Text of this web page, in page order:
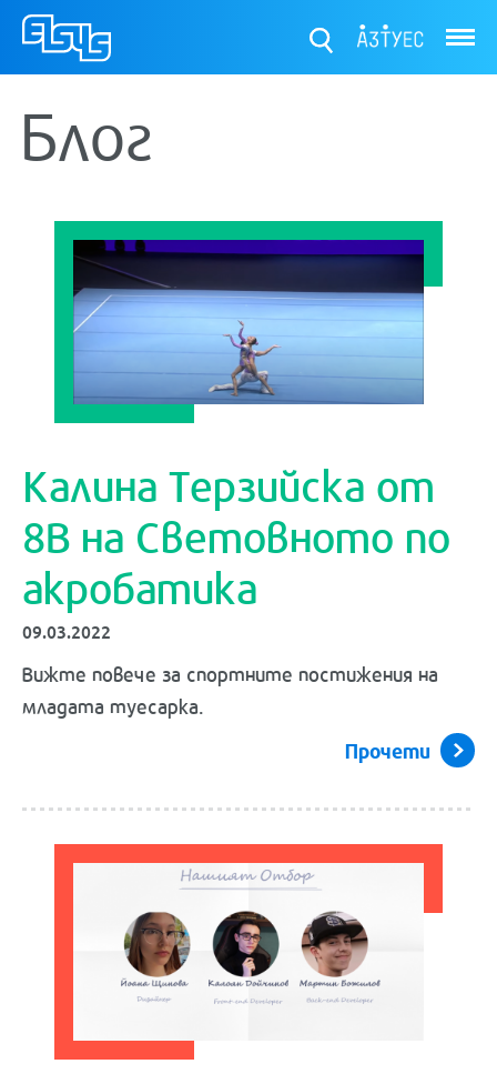
Блог
Калина Терзийска от
8В на Световното по
акробатика
09.03.2022
Вижте повече за спортните постижения на
младата туесарка.
Прочети